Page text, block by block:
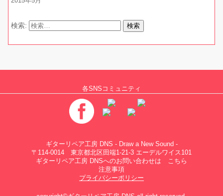
検索:
各SNSコミュニティ
ギターリペア工房 DNS - Draw a New Sound -
〒114-0014 東京都北区田端1-21-3 エーデルワイス101
ギターリペア工房 DNSへのお問い合わせは
こちら
注意事項
プライバシーポリシー